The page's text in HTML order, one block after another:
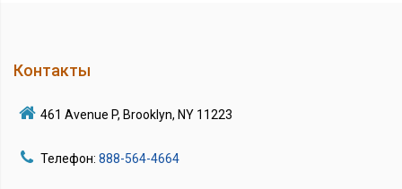
Контакты
461 Avenue P, Brooklyn, NY 11223
Телефон: 888-564-4664